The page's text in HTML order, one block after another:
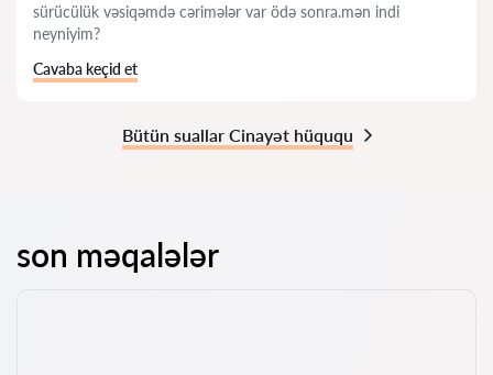
sürücülük vəsiqəmdə cərimələr var ödə sonra.mən indi
neyniyim?
Cavaba keçid et
Bütün suallar Cinayət hüququ
son məqalələr